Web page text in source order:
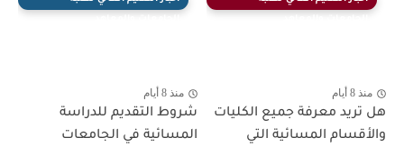
منذ 8 أيام
هل تريد معرفة جميع الكليات
والأقسام المسائية التي
منذ 8 أيام
شروط التقديم للدراسة
المسائية في الجامعات